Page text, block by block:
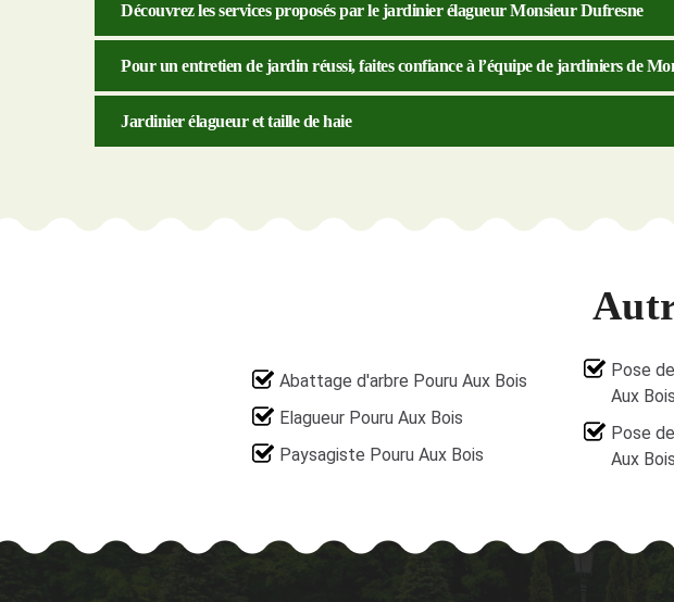
Découvrez les services proposés par le jardinier élagueur Monsieur Dufresne
Pour un entretien de jardin réussi, faites confiance à l’équipe de jardiniers de
Jardinier élagueur et taille de haie
Abattage d'arbre Pouru Aux Bois
Elagueur Pouru Aux Bois
Paysagiste Pouru Aux Bois
Pose
Aux Bois
Pose
Aux Bois